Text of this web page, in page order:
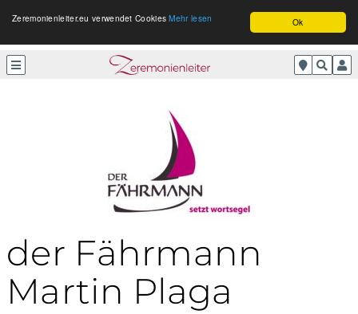
Ok
Zeremonienleiter.eu verwendet CookiesMehr lesen
der Fährmann
Martin Plaga